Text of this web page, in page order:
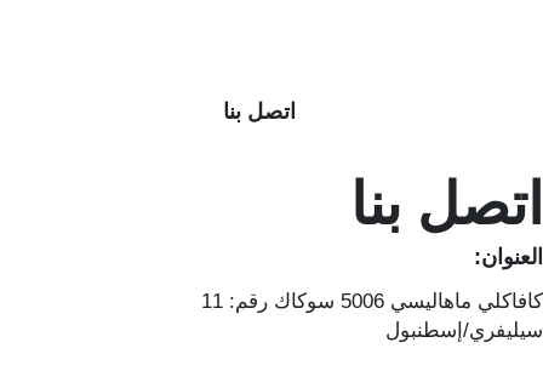
اتصل بنا
بنا
ماهاليسي 5006 سوكاك رقم: 11
إسطنبول